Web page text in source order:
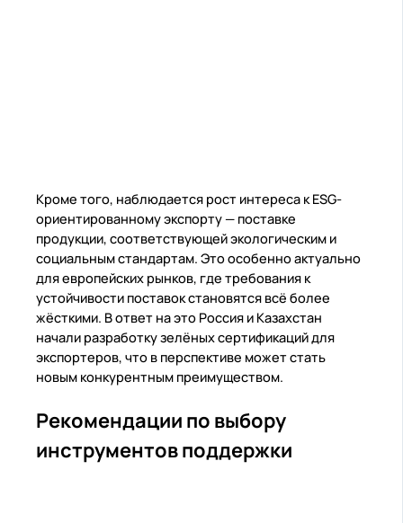
Кроме того, наблюдается рост интереса к ESG-
ориентированному экспорту — поставке
продукции, соответствующей экологическим и
социальным стандартам. Это особенно актуально
для европейских рынков, где требования к
устойчивости поставок становятся всё более
жёсткими. В ответ на это Россия и Казахстан
начали разработку зелёных сертификаций для
экспортеров, что в перспективе может стать
новым конкурентным преимуществом.
Рекомендации по выбору
инструментов поддержки